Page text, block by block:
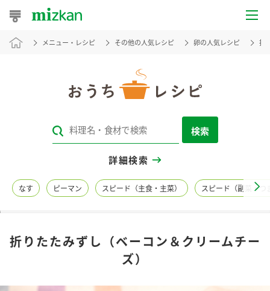
おうちレシピ
レシピカテゴリ一覧
レシピ名特集
商品情報
メニュー・レシピ その他の人気レシピ 卵の人気レシピ 折
検索
詳細検索
なす ピーマン スピード（主食・主菜） スピード（副菜・つ
折りたたみずし（ベーコン＆クリームチー
ズ）